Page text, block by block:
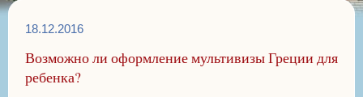
18.12.2016
Возможно ли оформление мультивизы Греции для
ребенка?